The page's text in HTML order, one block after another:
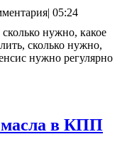
коробку
Авенсис:
как
нужно,
какое
| 05:24
сколько нужно,
нужно регулярно
масла в КПП